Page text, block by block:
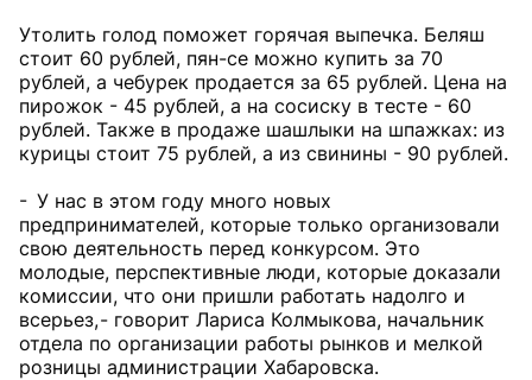
Утолить голод поможет горячая выпечка. Беляш
стоит 60 рублей, пян-се можно купить за 70
рублей, а чебурек продается за 65 рублей. Цена на
пирожок - 45 рублей, а на сосиску в тесте - 60
рублей. Также в продаже шашлыки на шпажках: из
курицы стоит 75 рублей, а из свинины - 90 рублей.
- У нас в этом году много новых
предпринимателей, которые только организовали
свою деятельность перед конкурсом. Это
молодые, перспективные люди, которые доказали
комиссии, что они пришли работать надолго и
всерьез, - говорит Лариса Колмыкова, начальник
отдела по организации работы рынков и мелкой
розницы администрации Хабаровска.